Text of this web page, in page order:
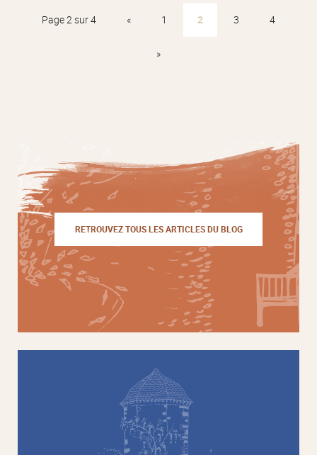
Page 2 sur 4 « 1 2 3 4
»
RETROUVEZ TOUS LES ARTICLES DU BLOG